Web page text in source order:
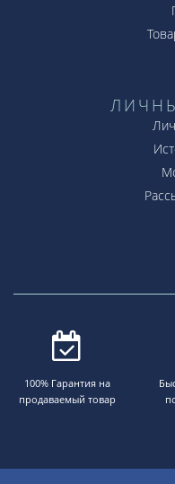
100% Гарантия на
продаваемый товар